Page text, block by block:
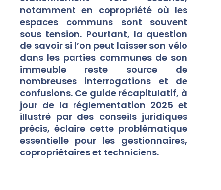
notamment en copropriété où les
espaces communs sont souvent
sous tension. Pourtant, la question
de savoir si l’on peut laisser son vélo
dans les parties communes de son
immeuble reste source de
nombreuses interrogations et de
confusions. Ce guide récapitulatif, à
jour de la réglementation 2025 et
illustré par des conseils juridiques
précis, éclaire cette problématique
essentielle pour les gestionnaires,
copropriétaires et techniciens.